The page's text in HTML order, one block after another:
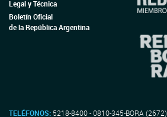
Legal y Técnica
Boletín Oficial
de la República Argentina
TELÉFONOS: 5218-8400 - 0810-345-BORA (2672)